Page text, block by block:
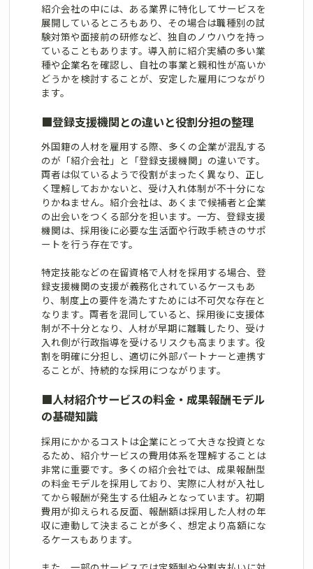
紹介会社の中には、ある業界に特化してサービスを
展開しているところもあり、その場合は職種別の試
験対策や面接前の研修など、独自のノウハウを持っ
ていることもあります。導入前に紹介実績の多い業
種や企業名を確認し、自社の事業と親和性が高いか
どうかを検討することが、安定した雇用につながり
ます。
■登録支援機関との違いと役割分担の整理
外国籍の人材を雇用する際、多くの企業が混乱する
のが「紹介会社」と「登録支援機関」の違いです。
両者は似ているようで役割がまったく異なり、正し
く理解しておかないと、受け入れ体制が不十分にな
りかねません。紹介会社は、あくまで候補者と企業
の出会いをつくる部分を担います。一方、登録支援
機関は、採用後に必要な生活面や行政手続きのサポ
ートを行う存在です。
特定技能などの在留資格で人材を採用する場合、登
録支援機関の支援が義務化されているケースもあ
り、制度上の要件を満たすためには不可欠な存在と
なります。両者を混同していると、採用後に支援体
制が不十分となり、人材が早期に離職したり、受け
入れ側が行政指導を受けるリスクも高まります。役
割を明確に分担し、適切に外部パートナーと連携す
ることが、持続的な採用につながります。
■人材紹介サービスの料金・成果報酬モデル
の基礎知識
採用にかかるコストは企業にとって大きな投資とな
るため、紹介サービスの費用体系を理解することは
非常に重要です。多くの紹介会社では、成果報酬型
の料金モデルを採用しており、実際に人材が入社し
てから報酬が発生する仕組みとなっています。初期
費用が抑えられる反面、報酬額は採用した人材の年
収に連動して決まることが多く、想定より高額にな
るケースもあります。